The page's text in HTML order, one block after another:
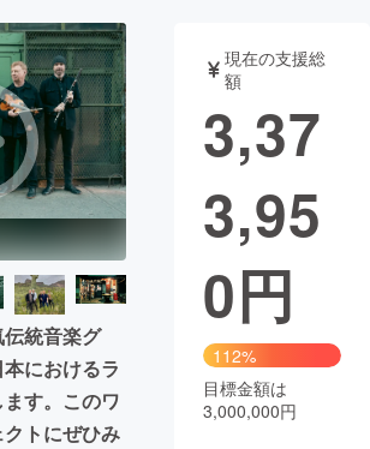
写真 音楽
ジー・ガジェット ゲーム・サ
画
・起業
り・地域活性化
for Social Good
CAMPFIRE Creation
ふるさと納税machi-ya コミュニティ
統音楽グ
におけるラ
す。このワ
トにぜひみ
現在の支援総
額
3,37
3,95
0円
112%
目標金額は
3,000,000円